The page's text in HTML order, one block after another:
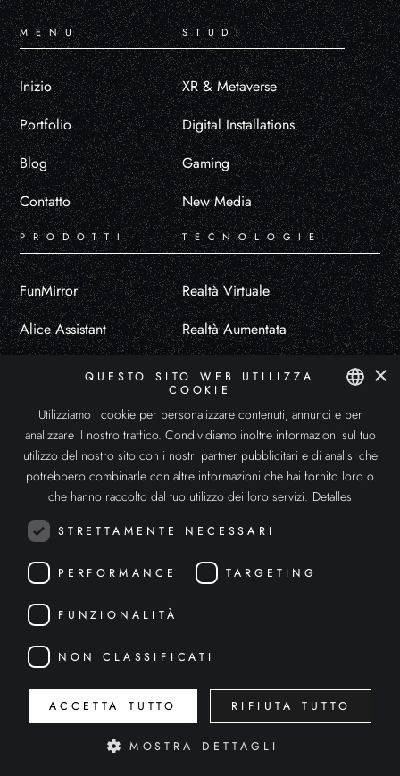
MENU
Inizio
Portfolio
Blog
Contatto
STUDI
XR & Metaverse
Digital Installations
Gaming
New Media
PRODOTTI
FunMirror
Alice Assistant
Eventi Online
Alice AR
TECNOLOGIE
Realtà Virtuale
Realtà Aumentata
Realtà Mista
Metaverso
Spatial Computing
Intelligenza Artificiale
Robotica umanoide
Architettura
Immobiliare
Medicina
Istruzione
SPANISH
ENGLISH
ITALIAN
×
QUESTO SITO WEB UTILIZZA
COOKIE
Utilizziamo i cookie per personalizzare contenuti, annunci e per
analizzare il nostro traffico. Condividiamo inoltre informazioni sul tuo
utilizzo del nostro sito con i nostri partner pubblicitari e di analisi che
potrebbero combinarle con altre informazioni che hai fornito loro o
che hanno raccolto dal tuo utilizzo dei loro servizi. Detalles
STRETTAMENTE NECESSARI
PERFORMANCE TARGETING
FUNZIONALITÀ
NON CLASSIFICATI
ACCETTA TUTTO RIFIUTA TUTTO
MOSTRA DETTAGLI